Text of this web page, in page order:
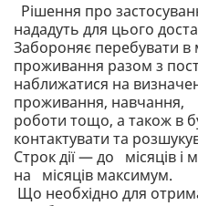
Рішення про
нададуть для цього
Забороняє перебувати в
проживання разом з
наближатися на
проживання, навчання,
роботи тощо, а також в
контактувати та
Строк дії — до місяців
на місяців максимум.
Що необхідно для